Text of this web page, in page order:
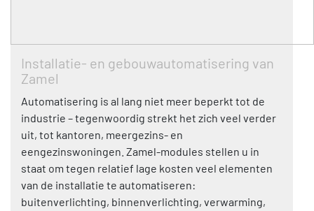
Installatie- en gebouwautomatisering van
Zamel
Automatisering is al lang niet meer beperkt tot de
industrie – tegenwoordig strekt het zich veel verder
uit, tot kantoren, meergezins- en
eengezinswoningen. Zamel-modules stellen u in
staat om tegen relatief lage kosten veel elementen
van de installatie te automatiseren:
buitenverlichting, binnenverlichting, verwarming,